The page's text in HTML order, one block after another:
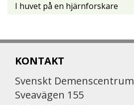
I huvet på en hjärnforskare
KONTAKT
Svenskt Demenscentrum
Sveavägen 155